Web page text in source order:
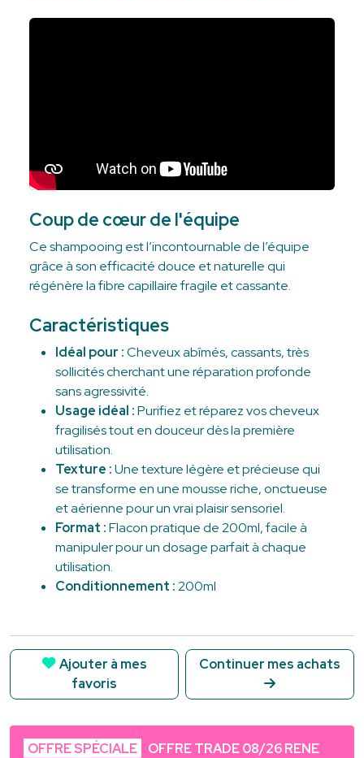
Coup de cœur de l'équipe
Ce shampooing est l’incontournable de l’équipe
grâce à son efficacité douce et naturelle qui
régénère la fibre capillaire fragile et cassante.
Caractéristiques
Idéal pour :Cheveux abîmés, cassants, très
sollicités cherchant une réparation profonde
sans agressivité.
Usage idéal :Purifiez et réparez vos cheveux
fragilisés tout en douceur dès la première
utilisation.
Texture :Une texture légère et précieuse qui
se transforme en une mousse riche, onctueuse
et aérienne pour un vrai plaisir sensoriel.
Format :Flacon pratique de 200ml, facile à
manipuler pour un dosage parfait à chaque
utilisation.
Conditionnement :200ml
Ajouter à mes
favoris
Continuer mes achats
OFFRE SPÉCIALE
OFFRE TRADE 08/26 RENE